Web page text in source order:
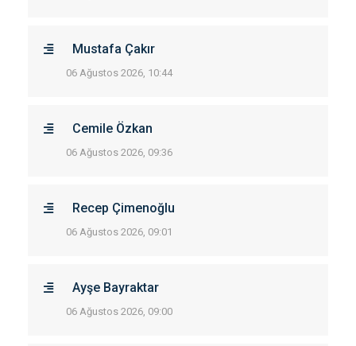
Mustafa Çakır
06 Ağustos 2026, 10:44
Cemile Özkan
06 Ağustos 2026, 09:36
Recep Çimenoğlu
06 Ağustos 2026, 09:01
Ayşe Bayraktar
06 Ağustos 2026, 09:00